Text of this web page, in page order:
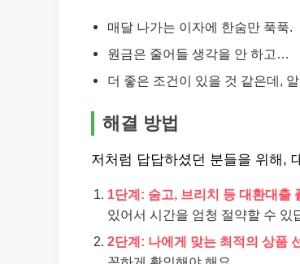
매달 나가는 이자에 한숨만 푹푹.
원금은 줄어들 생각을 안 하고…
더 좋은 조건이 있을 것 같은데,
해결 방법
저처럼 답답하셨던 분들을 위해,
1단계: 숨고, 브리치 등 대환대출
있어서 시간을 엄청 절약할 수 있
2단계: 나에게 맞는 최적의 상품